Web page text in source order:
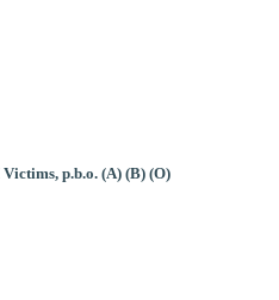
p.b.o. (A) (B) (O)